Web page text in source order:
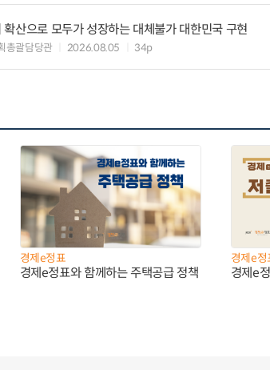
산으로 모두가 성장하는 대체불가 대한민국 구현
총괄담당관 2026.08.05 34p
경제e정표
경제e정표와 함께하는 주택공급 정책
경제e정
경제e